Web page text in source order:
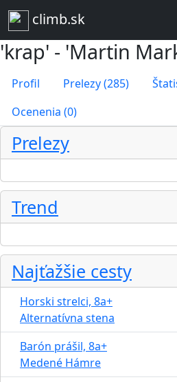
climb.sk
'krap' - 'Martin
Profil Prelezy (285)
Ocenenia (0)
Prelezy
Trend
Najťažšie cesty
Horski strelci, 8a+
Alternatívna stena
Barón prášil, 8a+
Medené Hámre